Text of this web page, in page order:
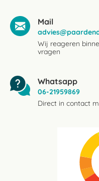
Mail
Wij reageren
vragen
Whatsapp
06-21959869
Direct in contact